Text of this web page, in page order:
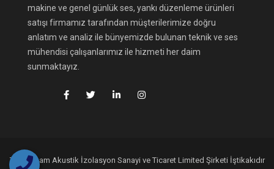
makine ve genel günlük ses, yankı düzenleme ürünleri
satışı firmamız tarafından müşterilerimize doğru
anlatım ve analiz ile bünyemizde bulunan teknik ve ses
mühendisi çalışanlarımız ile hizmeti her daim
sunmaktayız.
Teknofoam Akustik İzolasyon Sanayi ve Ticaret Limited Şirketi İştikakıdır